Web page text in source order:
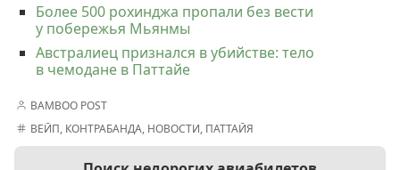
Более 500 рохинджа пропали без вести
у побережья Мьянмы
Австралиец признался в убийстве: тело
в чемодане в Паттайе
BAMBOO POST
ВЕЙП, КОНТРАБАНДА, НОВОСТИ, ПАТТАЙЯ